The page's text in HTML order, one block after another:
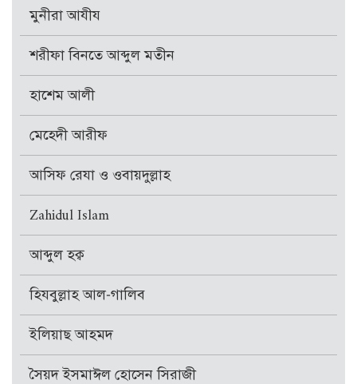
মুনীরা আযীয
শরীফা বিনতে আব্দুল মতীন
হাশেম আলী
মেহেদী আরীফ
আসিফ রেযা ও ওবায়দুল্লাহ
Zahidul Islam
আব্দুল হক্ব
হিযবুল্লাহ আল-গালিব
ইলিয়াছ আহমদ
সৈয়দ ইসমাঈল হোসেন সিরাজী